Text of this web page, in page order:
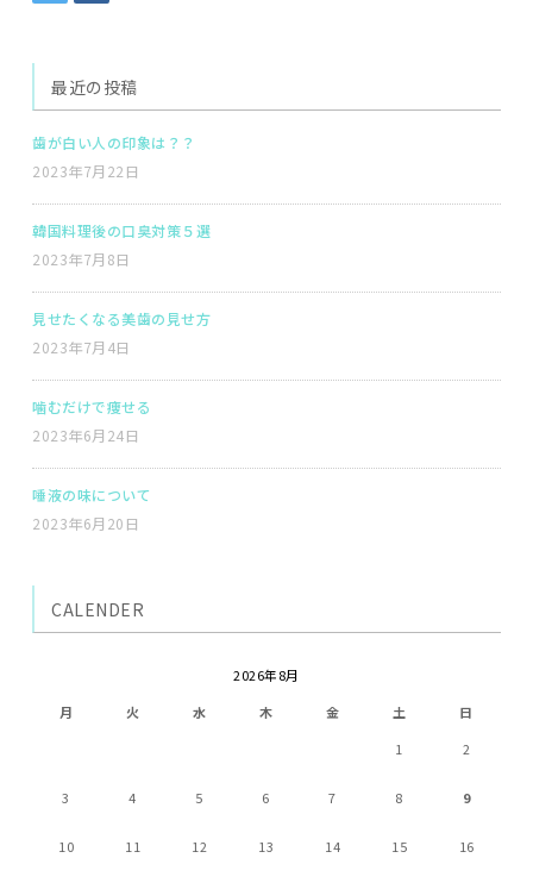
最近の投稿
歯が白い人の印象は？？
2023年7月22日
韓国料理後の口臭対策５選
2023年7月8日
見せたくなる美歯の見せ方
2023年7月4日
噛むだけで痩せる
2023年6月24日
唾液の味について
2023年6月20日
CALENDER
2026年8月
月
火 水 木 金 土
日
1
2
3 4 5 6 7 8 9
10 11 12 13 14 15 16